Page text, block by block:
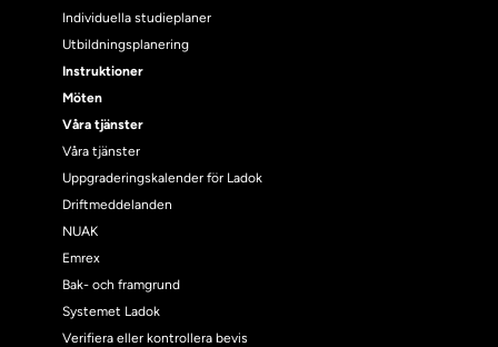
Individuella studieplaner
Utbildningsplanering
Instruktioner
Möten
Våra tjänster
Våra tjänster
Uppgraderingskalender för Ladok
Driftmeddelanden
NUAK
Emrex
Bak- och framgrund
Systemet Ladok
Verifiera eller kontrollera bevis